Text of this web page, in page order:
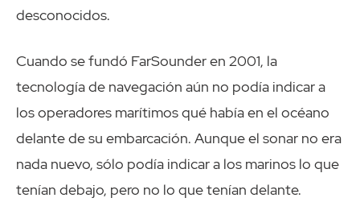
desconocidos.
Cuando se fundó FarSounder en 2001, la
tecnología de navegación aún no podía indicar a
los operadores marítimos qué había en el océano
delante de su embarcación. Aunque el sonar no era
nada nuevo, sólo podía indicar a los marinos lo que
tenían debajo, pero no lo que tenían delante.